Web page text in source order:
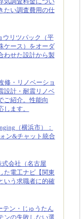
たい調査費用の仕
ウリツパック（平
ケース）をオーダ
わせた設計から製
修・リノベーショ
設計・耐震リノベ
ご紹介。性能向
ます。
（横浜市）：
ン&チャット統合
式会社（名古屋
た電工ナビ【関東
いう求職者に的確
テン・じゅうたん
ンの失敗しない選